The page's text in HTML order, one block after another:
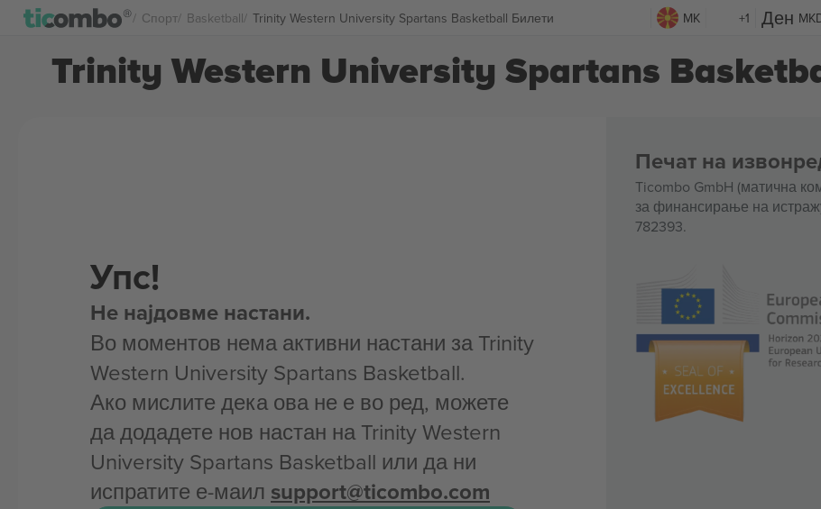
Спорт Basketball Trinity Western University Spartans Basketball Билети MK +1
Trinity Western University Spartans
Упс!
Не најдовме настани.
Во моментов нема активни настани за Trinity
Western University Spartans Basketball.
Ако мислите дека ова не е во ред, можете
да додадете нов настан на Trinity Western
University Spartans Basketball или да ни
испратите е-маил support@ticombo.com
Печат на
Ticombo GmbH (матична
за финансирање на
782393.